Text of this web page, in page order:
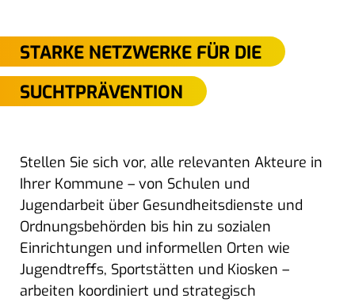
STARKE NETZWERKE FÜR DIE
SUCHTPRÄVENTION
Stellen Sie sich vor, alle relevanten Akteure in
Ihrer Kommune – von Schulen und
Jugendarbeit über Gesundheitsdienste und
Ordnungsbehörden bis hin zu sozialen
Einrichtungen und informellen Orten wie
Jugendtreffs, Sportstätten und Kiosken –
arbeiten koordiniert und strategisch